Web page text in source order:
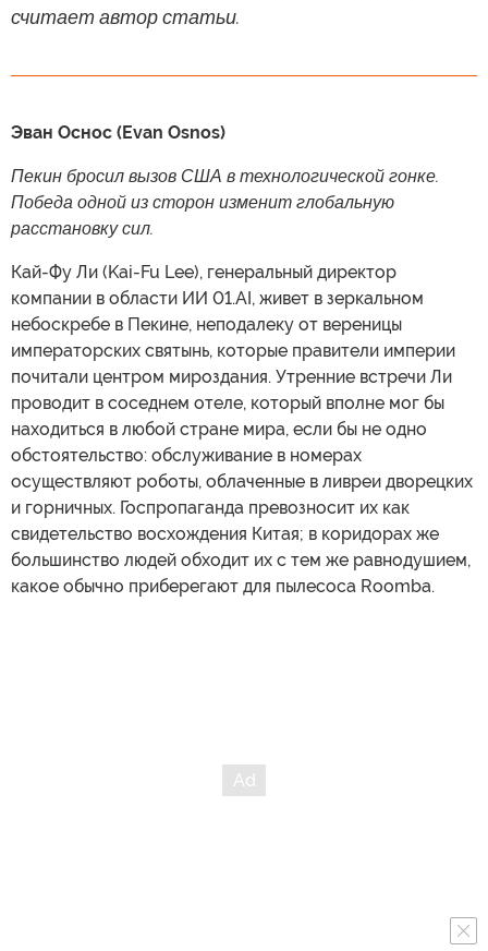
считает автор статьи.
Эван Оснос (Evan Osnos)
Пекин бросил вызов США в технологической гонке.
Победа одной из сторон изменит глобальную
расстановку сил.
Кай-Фу Ли (Kai-Fu Lee), генеральный директор
компании в области ИИ 01.AI, живет в зеркальном
небоскребе в Пекине, неподалеку от вереницы
императорских святынь, которые правители империи
почитали центром мироздания. Утренние встречи Ли
проводит в соседнем отеле, который вполне мог бы
находиться в любой стране мира, если бы не одно
обстоятельство: обслуживание в номерах
осуществляют роботы, облаченные в ливреи дворецких
и горничных. Госпропаганда превозносит их как
свидетельство восхождения Китая; в коридорах же
большинство людей обходит их с тем же равнодушием,
какое обычно приберегают для пылесоса Roomba.